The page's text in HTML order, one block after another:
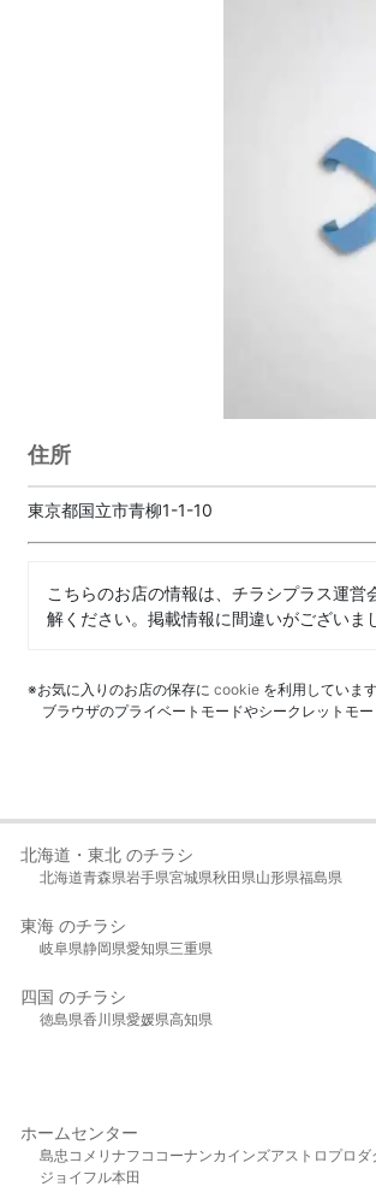
住所
東京都国立市青柳1-1-10
こちらのお店の情報は、チラシプラス運
解ください。掲載情報に間違いがございま
※お気に入りのお店の保存に cookie を利用しています
ブラウザのプライベートモードやシークレットモ
北海道・東北 のチラシ
北海道青森県岩手県宮城県秋田県山形県福島県
東海 のチラシ
岐阜県静岡県愛知県三重県
四国 のチラシ
徳島県香川県愛媛県高知県
ホームセンター
島忠 コメリ ナフコ コーナンカインズアストロプロダ
ジョイフル本田